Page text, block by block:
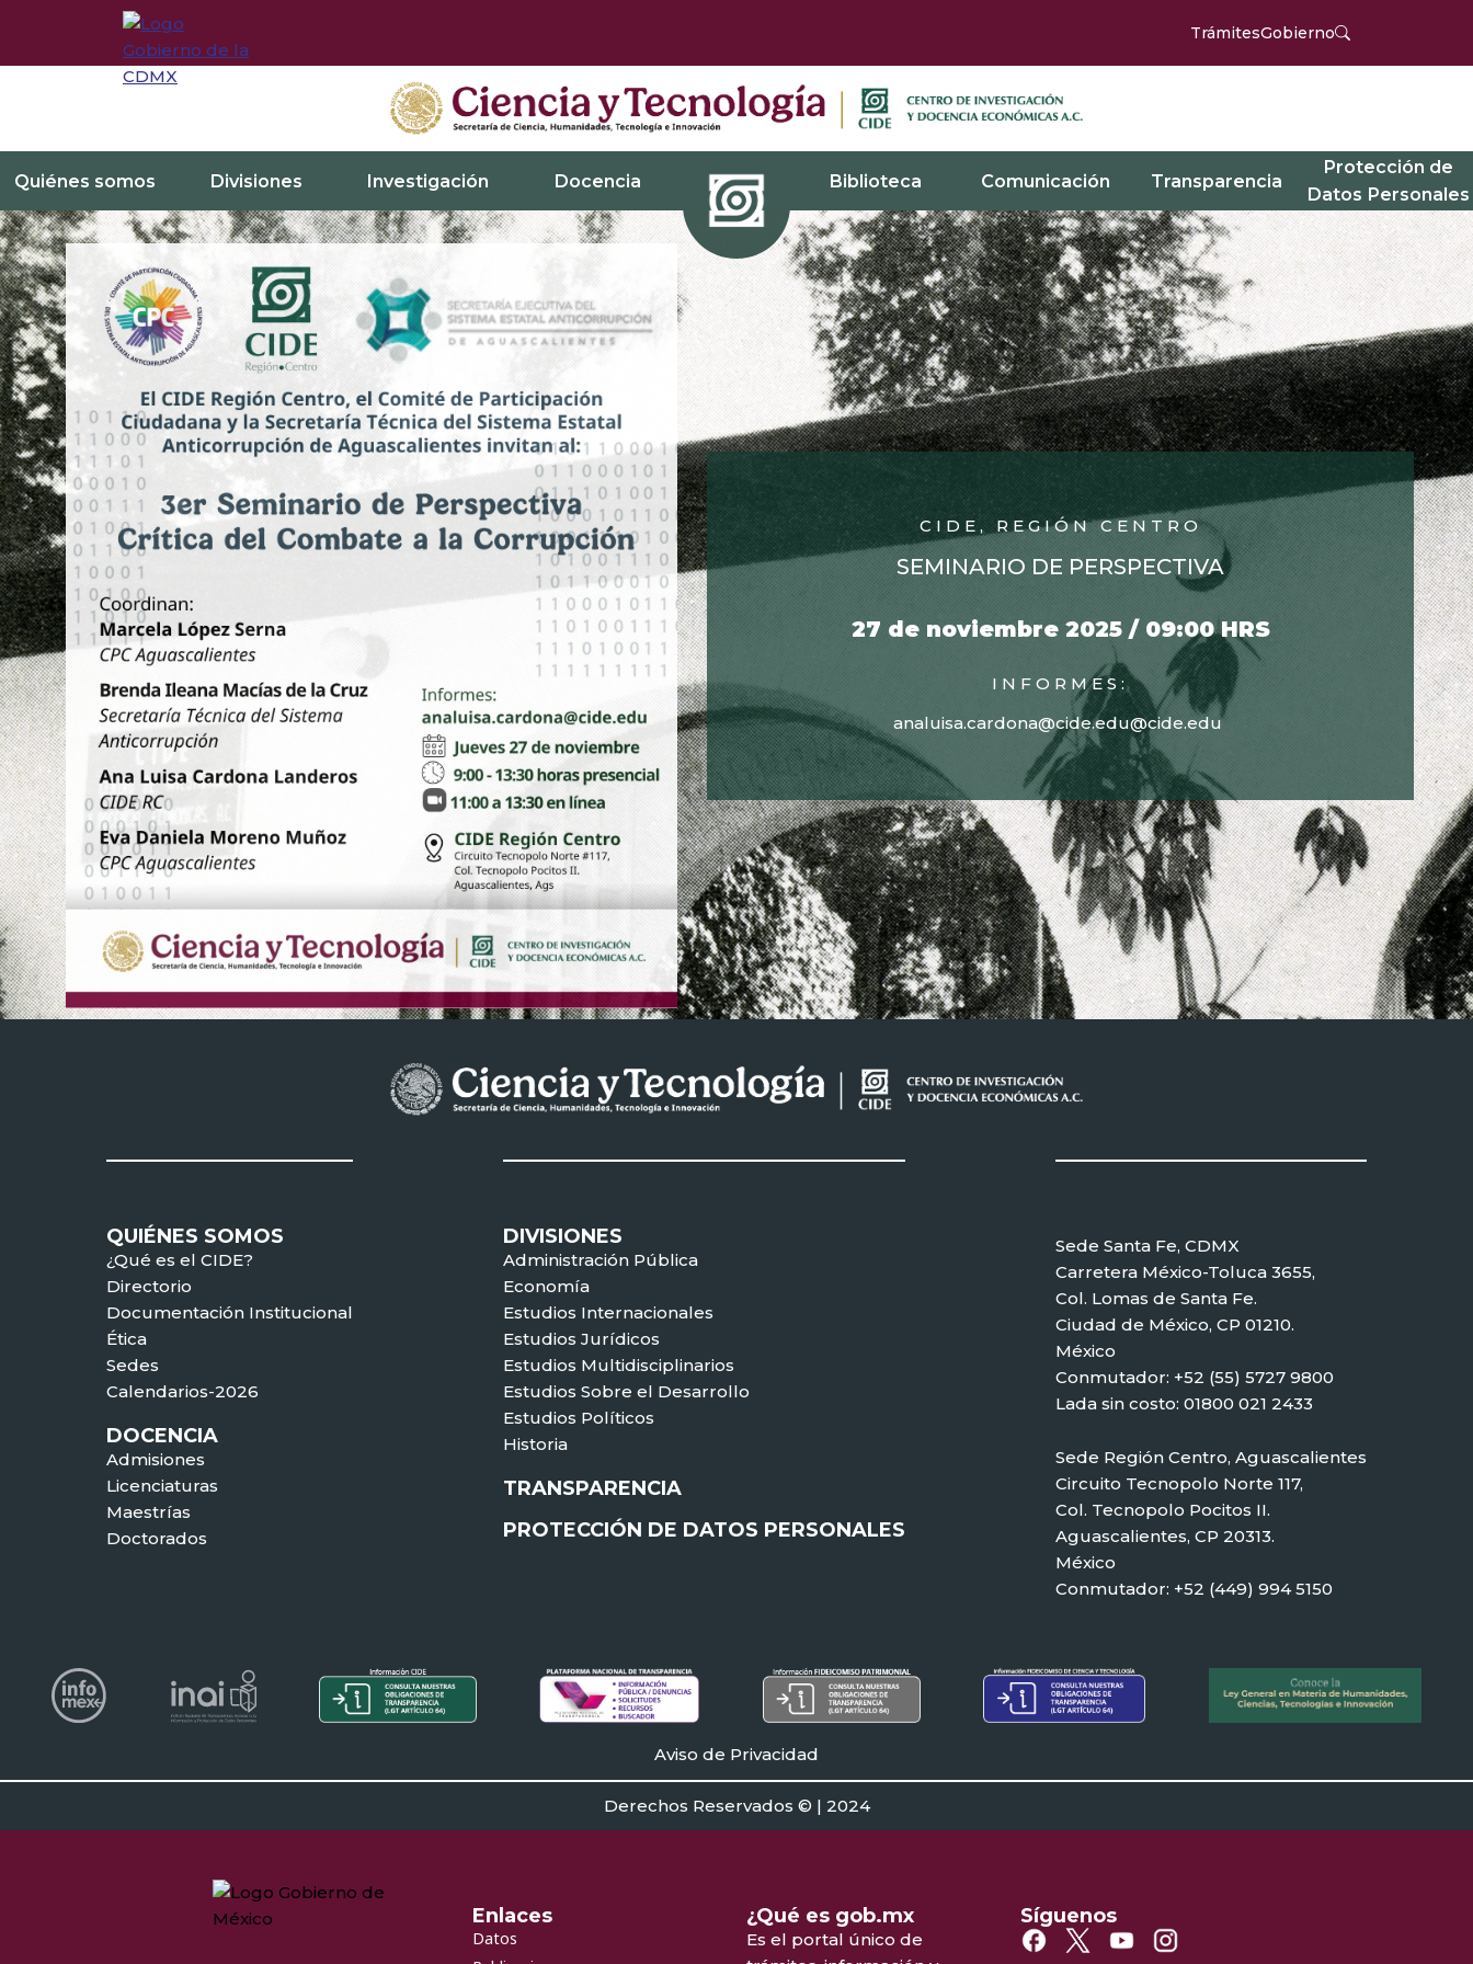
TrámitesGobierno
Quiénes somos Divisiones Investigación Docencia Biblioteca Comunicación Transparencia
Protección de
Datos Personales
CIDE, REGIÓN CENTRO
SEMINARIO DE PERSPECTIVA
27 de noviembre 2025 / 09:00 HRS
INFORMES:
analuisa.cardona@cide.edu@cide.edu
QUIÉNES SOMOS
¿Qué es el CIDE?
Directorio
Documentación Institucional
Ética
Sedes
Calendarios-2026
DOCENCIA
Admisiones
Licenciaturas
Maestrías
Doctorados
DIVISIONES
Administración Pública
Economía
Estudios Internacionales
Estudios Jurídicos
Estudios Multidisciplinarios
Estudios Sobre el Desarrollo
Estudios Políticos
Historia
TRANSPARENCIA
PROTECCIÓN DE DATOS PERSONALES
Sede Santa Fe, CDMX
Carretera México-Toluca 3655,
Col. Lomas de Santa Fe.
Ciudad de México, CP 01210.
México
Conmutador: +52 (55) 5727 9800
Lada sin costo: 01800 021 2433
Sede Región Centro, Aguascalientes
Circuito Tecnopolo Norte 117,
Col. Tecnopolo Pocitos II.
Aguascalientes, CP 20313.
México
Conmutador: +52 (449) 994 5150
Aviso de Privacidad
Derechos Reservados © | 2024
Enlaces
Datos
¿Qué es gob.mx
Es el portal único de
Síguenos